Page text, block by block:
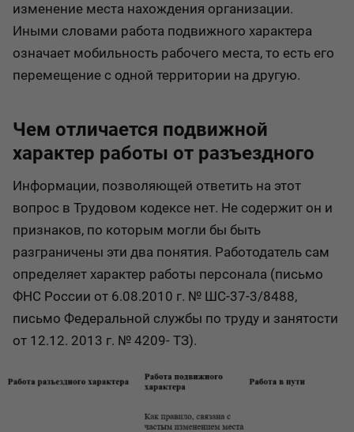
изменение места нахождения организации.
Иными словами работа подвижного характера
означает мобильность рабочего места, то есть его
перемещение с одной территории на другую.
Чем отличается подвижной
характер работы от разъездного
Информации, позволяющей ответить на этот
вопрос в Трудовом кодексе нет. Не содержит он и
признаков, по которым могли бы быть
разграничены эти два понятия. Работодатель сам
определяет характер работы персонала (письмо
ФНС России от 6.08.2010 г. № ШС-37-3/8488,
письмо Федеральной службы по труду и занятости
от 12.12. 2013 г. № 4209- ТЗ).